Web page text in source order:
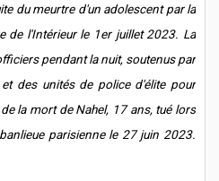
du meurtre d'un adolescent par la
de l'Intérieur le 1er juillet 2023. La
pendant la nuit, soutenus par
des unités de police d'élite pour
la mort de Nahel, 17 ans, tué lors
parisienne le 27 juin 2023.